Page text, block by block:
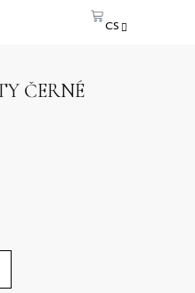
CS
ČERNÉ